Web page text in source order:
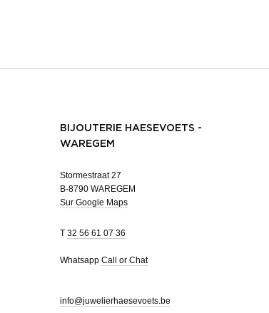
BIJOUTERIE HAESEVOETS -
WAREGEM
Stormestraat 27
B-8790 WAREGEM
Sur Google Maps
T 32 56 61 07 36
Whatsapp Call or Chat
info@juwelierhaesevoets.be